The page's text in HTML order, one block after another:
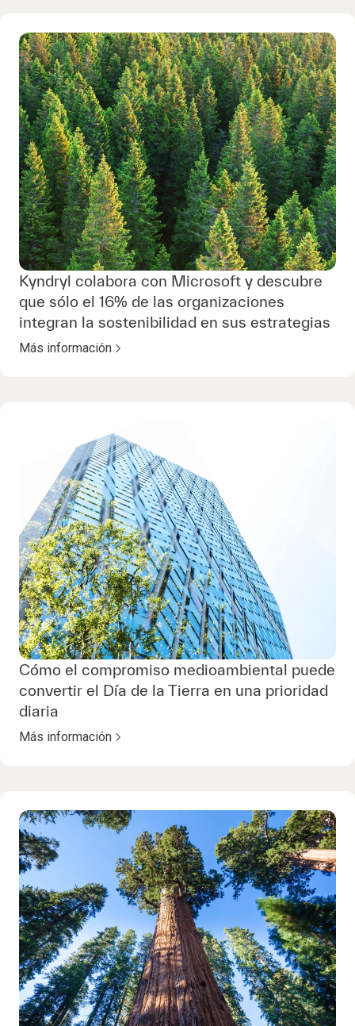
Kyndryl colabora con Microsoft y descubre
que sólo el 16% de las organizaciones
integran la sostenibilidad en sus estrategias
Más información
Cómo el compromiso medioambiental puede
convertir el Día de la Tierra en una prioridad
diaria
Más información